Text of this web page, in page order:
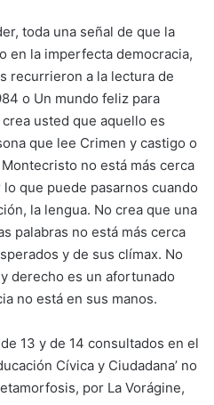
toda una señal de que la
en la imperfecta democracia,
recurrieron a la lectura de
o Un mundo feliz para
usted que aquello es
que lee Crimen y castigo o
no está más cerca
que puede pasarnos cuando
la lengua. No crea que una
palabras no está más cerca
y de sus clímax. No
derecho es un afortunado
no está en sus manos.
13 y de 14 consultados en el
Cívica y Ciudadana’ no
por La Vorágine,